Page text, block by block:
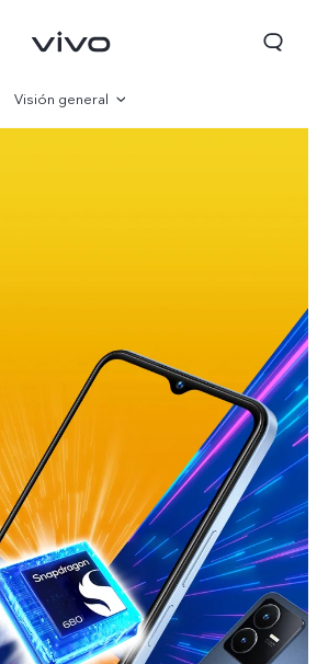
Perú | Seleccione país/región
Visión general